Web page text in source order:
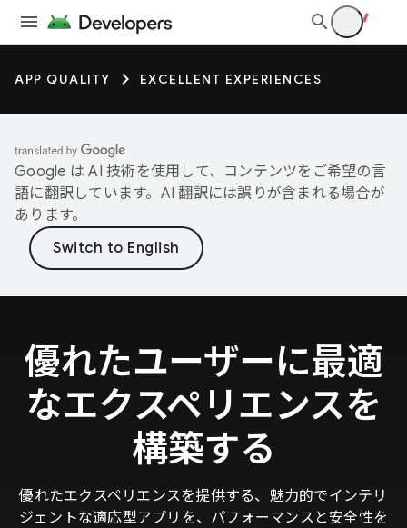
APP QUALITY EXCELLENT EXPERIENCES
Google は AI 技術を使用して、コンテンツをご希望の言
語に翻訳しています。AI 翻訳には誤りが含まれる場合が
あります。
優れたユーザーに最適
なエクスペリエンスを
構築する
優れたエクスペリエンスを提供する、魅力的でインテリ
ジェントな適応型アプリを、パフォーマンスと安全性を